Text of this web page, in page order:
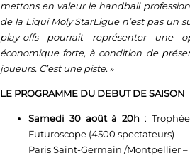
mettons en valeur le handball
de la Liqui Moly StarLigue n’est pas un
play-offs pourrait représenter une
économique forte, à condition de
joueurs. C’est une piste. »
LE PROGRAMME DU DEBUT DE SAISON
Samedi 30 août à 20h :
Futuroscope (4500 spectateurs)
Paris Saint-Germain /Montpellier –